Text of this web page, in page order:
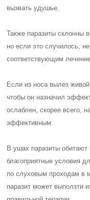
вызвать удушье.
Также паразиты склонны
но если это случилось,
соответствующим
Если из носа вылез живой
чтобы он назначил
ослаблен, скорее всего,
эффективным.
В ушах паразиты
благоприятные условия
по слуховым проходам в
паразит может выползти